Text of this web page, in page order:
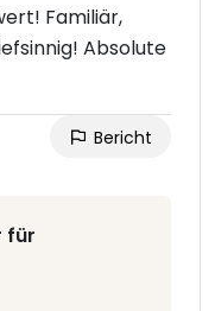
Familiär,
Absolute
Bericht
für